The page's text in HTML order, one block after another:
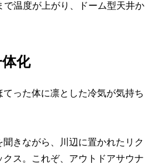
温度が上がり、ドーム型天井か
化
った体に凛とした冷気が気持ち
きながら、川辺に置かれたリク
ス。これぞ、アウトドアサウナ